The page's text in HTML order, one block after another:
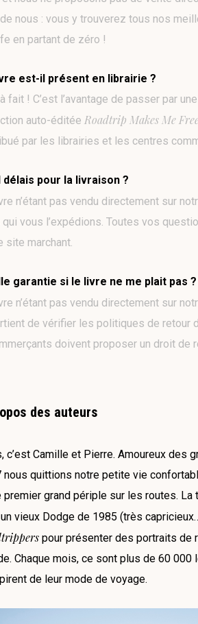
nous : vous y trouverez tous nos
en partant de zéro !
est-il présent en librairie ?
fait ! C’est l’avantage de passer par
auto-éditée Roadtrip Makes Me
par les librairies et les centres
délais pour la livraison ?
n’étant pas vendu directement sur
qui vous l’expédions. Toutes vos
site marchant.
garantie si le livre ne me plait pas ?
n’étant pas vendu directement sur
de vérifier les politiques de retour
doivent proposer un droit de
des auteurs
c’est Camille et Pierre. Amoureux des
nous quittions notre petite vie
premier grand périple sur les routes. La
vieux Dodge de 1985 (très
pour présenter des portraits de
Chaque mois, ce sont plus de 60
de leur mode de voyage.